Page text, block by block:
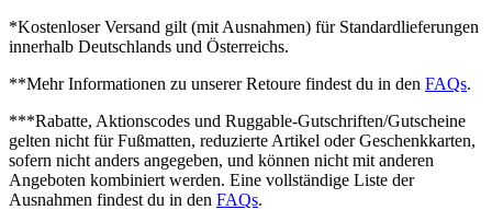
*Kostenloser Versand gilt (mit Ausnahmen) für Standardlieferungen
innerhalb Deutschlands und Österreichs.
**Mehr Informationen zu unserer Retoure findest du in den FAQs.
***Rabatte, Aktionscodes und Ruggable-Gutschriften/Gutscheine
gelten nicht für Fußmatten, reduzierte Artikel oder Geschenkkarten,
sofern nicht anders angegeben, und können nicht mit anderen
Angeboten kombiniert werden. Eine vollständige Liste der
Ausnahmen findest du in den FAQs.